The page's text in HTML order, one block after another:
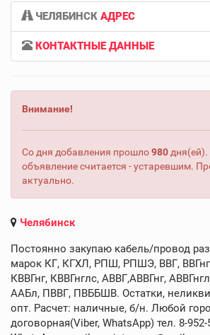
ЧЕЛЯБИНСК АДРЕС
КОНТАКТНЫЕ ДАННЫЕ
Внимание!
Со дня добавления прошло980
объявление считается - устаревшим.
актуально.
Челябинск
Постоянно закупаю кабель/провод
марок КГ, КГХЛ, РПШ, РПШЭ, ВВГ,
КВВГнг, КВВГнглс, АВВГ,АВВГнг,
ААБл, ПВВГ, ПВББШВ. Остатки,
опт. Расчет: наличные, б/н. Любой
договорная(Viber, WhatsApp) тел. 8-952-